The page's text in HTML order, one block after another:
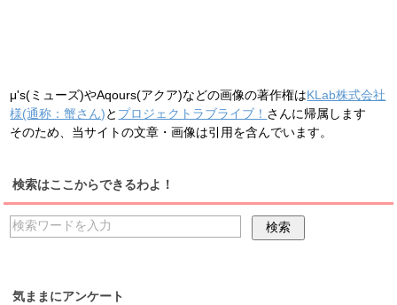
μ's(ミューズ)やAqours(アクア)などの画像の著作権はKLab株式会社
様(通称：蟹さん)と プロジェクトラブライブ！ さんに帰属します
そのため、当サイトの文章・画像は引用を含んでいます。
検索はここからできるわよ！
気ままにアンケート